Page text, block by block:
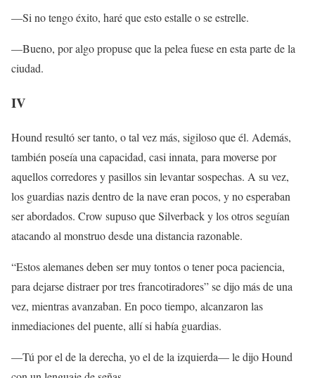
—Si no tengo éxito, haré que esto estalle o se estrelle.
—Bueno, por algo propuse que la pelea fuese en esta parte de la
ciudad.
IV
Hound resultó ser tanto, o tal vez más, sigiloso que él. Además,
también poseía una capacidad, casi innata, para moverse por
aquellos corredores y pasillos sin levantar sospechas. A su vez,
los guardias nazis dentro de la nave eran pocos, y no esperaban
ser abordados. Crow supuso que Silverback y los otros seguían
atacando al monstruo desde una distancia razonable.
“Estos alemanes deben ser muy tontos o tener poca paciencia,
para dejarse distraer por tres francotiradores” se dijo más de una
vez, mientras avanzaban. En poco tiempo, alcanzaron las
inmediaciones del puente, allí si había guardias.
—Tú por el de la derecha, yo el de la izquierda— le dijo Hound